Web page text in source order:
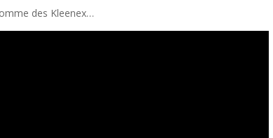
des Kleenex…